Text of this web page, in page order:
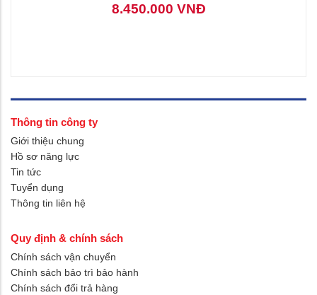
8.450.000 VNĐ
Thông tin công ty
Giới thiệu chung
Hồ sơ năng lực
Tin tức
Tuyển dụng
Thông tin liên hệ
Quy định & chính sách
Chính sách vận chuyển
Chính sách bảo trì bảo hành
Chính sách đổi trả hàng